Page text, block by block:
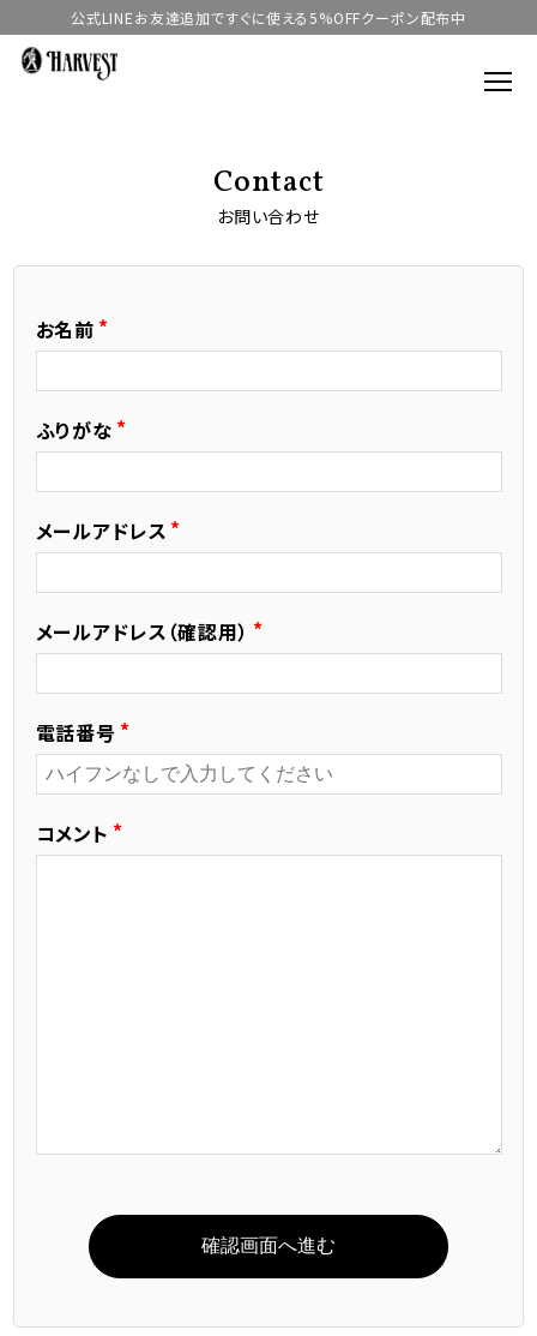
公式LINEお友達追加ですぐに使える5%OFFクーポン配布中
Contact
お問い合わせ
お名前
ふりがな
メールアドレス
メールアドレス（確認用）
電話番号
コメント